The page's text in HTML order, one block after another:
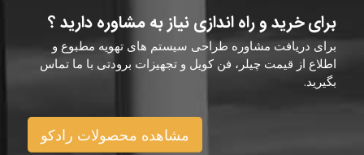
برای خرید و راه اندازی نیاز به مشاوره دارید ؟
برای دریافت مشاوره طراحی سیستم های تهویه مطبوع و
اطلاع از قیمت چیلر، فن کویل و تجهیزات برودتی با ما تماس
بگیرید.
مشاهده محصولات رادکو